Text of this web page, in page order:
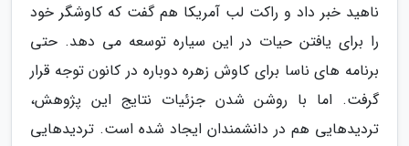
ناهید خبر داد و راکت لب آمریکا هم گفت که کاوشگر خود
را برای یافتن حیات در این سیاره توسعه می دهد. حتی
برنامه های ناسا برای کاوش زهره دوباره در کانون توجه قرار
گرفت. اما با روشن شدن جزئیات نتایج این پژوهش،
تردیدهایی هم در دانشمندان ایجاد شده است. تردیدهایی